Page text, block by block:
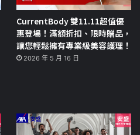
CurrentBody 雙11.11超值優
惠登場！滿額折扣、限時贈品，
讓您輕鬆擁有專業級美容護理！
2026 年 5 月 16 日